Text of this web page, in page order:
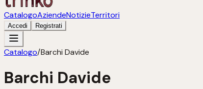
CatalogoAziendeNotizieTerritori
Accedi Registrati
Catalogo/Barchi Davide
Barchi Davide